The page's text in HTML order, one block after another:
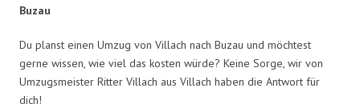
Buzau
Du planst einen Umzug von Villach nach Buzau und möchtest
gerne wissen, wie viel das kosten würde? Keine Sorge, wir von
Umzugsmeister Ritter Villach aus Villach haben die Antwort für
dich!